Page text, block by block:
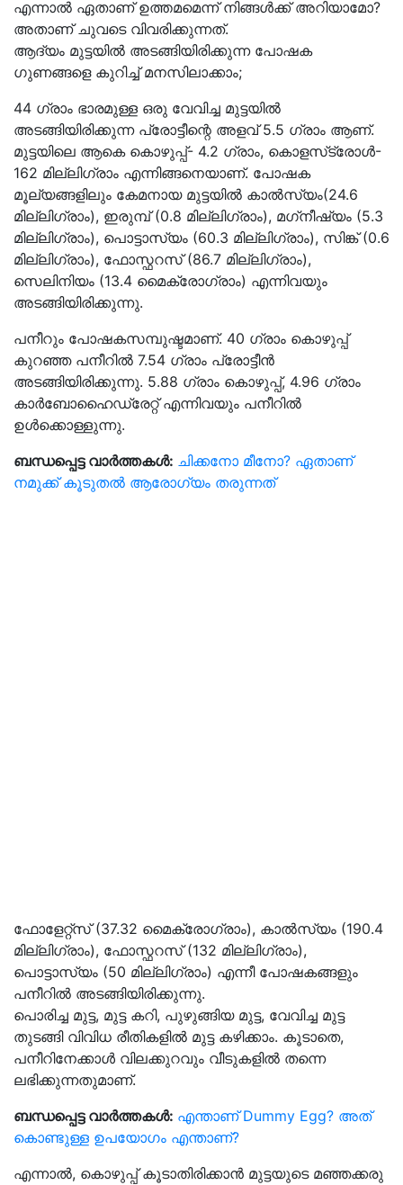
എന്നാൽ ഏതാണ് ഉത്തമമെന്ന് നിങ്ങൾക്ക് അറിയാമോ?
അതാണ് ചുവടെ വിവരിക്കുന്നത്.
ആദ്യം മുട്ടയിൽ അടങ്ങിയിരിക്കുന്ന പോഷക
ഗുണങ്ങളെ കുറിച്ച് മനസിലാക്കാം;
44 ഗ്രാം ഭാരമുള്ള ഒരു വേവിച്ച മുട്ടയില്‍
അടങ്ങിയിരിക്കുന്ന പ്രോട്ടീന്റെ അളവ് 5.5 ഗ്രാം ആണ്.
മുട്ടയിലെ ആകെ കൊഴുപ്പ്- 4.2 ഗ്രാം, കൊളസ്‌ട്രോള്‍-
162 മില്ലിഗ്രാം എന്നിങ്ങനെയാണ്. പോഷക
മൂല്യങ്ങളിലും കേമനായ മുട്ടയിൽ കാല്‍സ്യം(24.6
മില്ലിഗ്രാം), ഇരുമ്പ് (0.8 മില്ലിഗ്രാം), മഗ്‌നീഷ്യം (5.3
മില്ലിഗ്രാം), പൊട്ടാസ്യം (60.3 മില്ലിഗ്രാം), സിങ്ക് (0.6
മില്ലിഗ്രാം), ഫോസ്ഫറസ് (86.7 മില്ലിഗ്രാം),
സെലിനിയം (13.4 മൈക്രോഗ്രാം) എന്നിവയും
അടങ്ങിയിരിക്കുന്നു.
പനീറും പോഷകസമ്പുഷ്ടമാണ്. 40 ഗ്രാം കൊഴുപ്പ്
കുറഞ്ഞ പനീറില്‍ 7.54 ഗ്രാം പ്രോട്ടീൻ
അടങ്ങിയിരിക്കുന്നു. 5.88 ഗ്രാം കൊഴുപ്പ്, 4.96 ഗ്രാം
കാര്‍ബോഹൈഡ്രേറ്റ് എന്നിവയും പനീറിൽ
ഉൾക്കൊള്ളുന്നു.
ബന്ധപ്പെട്ട വാർത്തകൾ: ചിക്കനോ മീനോ? ഏതാണ്
നമുക്ക് കൂടുതൽ ആരോഗ്യം തരുന്നത്
ഫോളേറ്റ്‌സ് (37.32 മൈക്രോഗ്രാം), കാല്‍സ്യം (190.4
മില്ലിഗ്രാം), ഫോസ്ഫറസ് (132 മില്ലിഗ്രാം),
പൊട്ടാസ്യം (50 മില്ലിഗ്രാം) എന്നീ പോഷകങ്ങളും
പനീറിൽ അടങ്ങിയിരിക്കുന്നു.
പൊരിച്ച മുട്ട, മുട്ട കറി, പുഴുങ്ങിയ മുട്ട, വേവിച്ച മുട്ട
തുടങ്ങി വിവിധ രീതികളില്‍ മുട്ട കഴിക്കാം. കൂടാതെ,
പനീറിനേക്കാൾ വിലക്കുറവും വീടുകളിൽ തന്നെ
ലഭിക്കുന്നതുമാണ്.
ബന്ധപ്പെട്ട വാർത്തകൾ: എന്താണ് Dummy Egg? അത്
കൊണ്ടുള്ള ഉപയോഗം എന്താണ്?
എന്നാൽ, കൊഴുപ്പ് കൂടാതിരിക്കാൻ മുട്ടയുടെ മഞ്ഞക്കരു